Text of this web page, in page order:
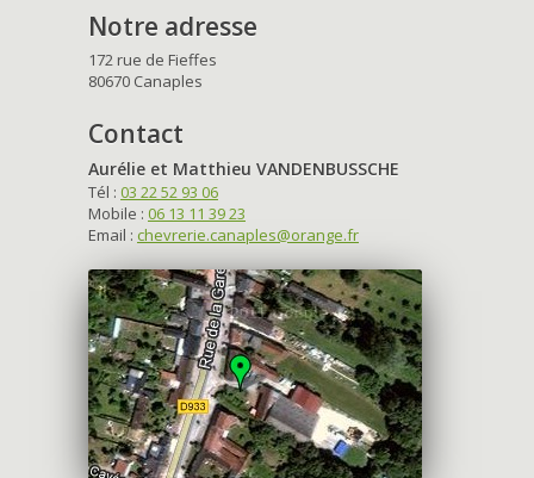
Notre adresse
172 rue de Fieffes
80670 Canaples
Contact
Aurélie et Matthieu VANDENBUSSCHE
Tél : 03 22 52 93 06
Mobile : 06 13 11 39 23
Email : chevrerie.canaples@orange.fr